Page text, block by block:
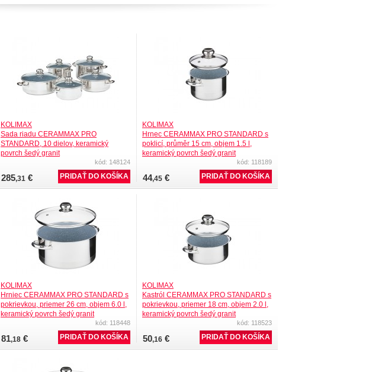
KOLIMAX
Sada riadu CERAMMAX PRO
STANDARD, 10 dielov, keramický
povrch šedý granit
285,31 €
kód: 148124
KOLIMAX
Hrnec CERAMMAX PRO STANDARD s
poklicí, průměr 15 cm, objem 1.5 l,
keramický povrch šedý granit
44,45 €
kód: 118189
KOLIMAX
Hrniec CERAMMAX PRO STANDARD s
pokrievkou, priemer 26 cm, objem 6.0 l,
keramický povrch šedý granit
81,18 €
kód: 118448
KOLIMAX
Kastról CERAMMAX PRO STANDARD s
pokrievkou, priemer 18 cm, objem 2.0 l,
keramický povrch šedý granit
50,16 €
kód: 118523